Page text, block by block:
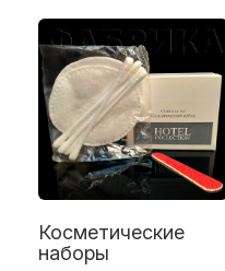
Косметические
наборы